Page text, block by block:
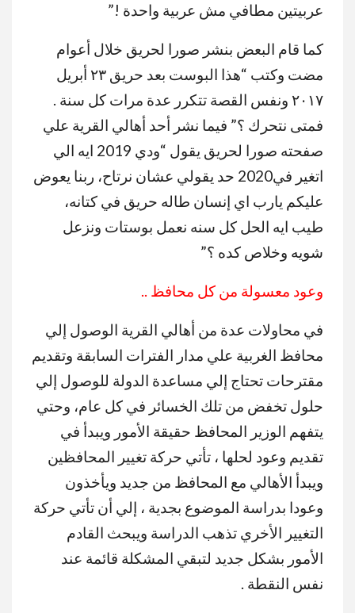
عربيتين مطافي مش عربية واحدة !”
كما قام البعض بنشر صورا لحريق خلال أعوام
مضت وكتب “هذا البوست بعد حريق ٢٣ أبريل
٢٠١٧ ونفس القصة تتكرر عدة مرات كل سنة .
فمتى نتحرك ؟” فيما نشر أحد أهالي القرية علي
صفحته صورا لحريق يقول “ودي 2019 ايه الي
اتغير في2020 حد يقولي عشان نرتاح، ربنا يعوض
عليكم يارب اي إنسان طاله حريق في كتانه،
طيب ايه الحل كل سنه نعمل بوستات ونزعل
شويه وخلاص كده ؟”
وعود معسولة من كل محافظ ..
في محاولات عدة من أهالي القرية الوصول إلي
محافظ الغربية علي مدار الفترات السابقة وتقديم
مقترحات تحتاج إلي مساعدة الدولة للوصول إلي
حلول تخفض من تلك الخسائر في كل عام، وحتي
يتفهم الوزير المحافظ حقيقة الأمور ويبدأ في
تقديم وعود لحلها ، تأتي حركة تغيير المحافظين
ويبدأ الأهالي مع المحافظ من جديد ويأخذون
وعودا بدراسة الموضوع بجدية ، إلي أن تأتي حركة
التغيير الأخري تذهب الدراسة ويبحث القادم
الأمور بشكل جديد لتبقي المشكلة قائمة عند
نفس النقطة .